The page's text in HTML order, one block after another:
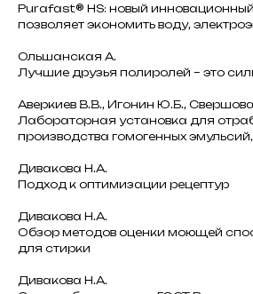
Purafast® HS: новый
позволяет экономить воду,
Ольшанская А.
Лучшие друзья полиролей – это
Аверкиев В.В., Игонин Ю.Б.,
Лабораторная установка для
производства гомогенных
Дивакова Н.А.
Подход к оптимизации рецептур
Дивакова Н.А.
Обзор методов оценки моющей
для стирки
Дивакова Н.А.